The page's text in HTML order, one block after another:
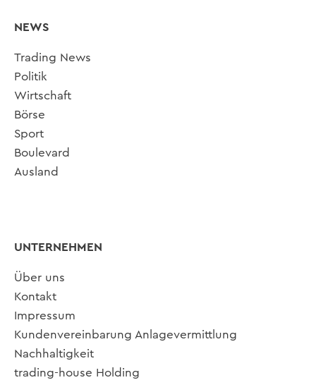
NEWS
Trading News
Politik
Wirtschaft
Börse
Sport
Boulevard
Ausland
UNTERNEHMEN
Über uns
Kontakt
Impressum
Kundenvereinbarung Anlagevermittlung
Nachhaltigkeit
trading-house Holding